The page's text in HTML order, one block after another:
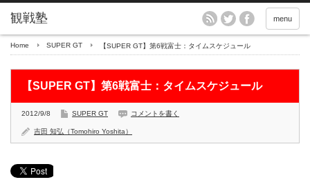
menu
Home SUPER GT 【SUPER GT】第6戦富士：タイムスケジュール
【SUPER GT】第6戦富士：タイムスケジュール
2012/9/8 SUPER GT コメントを書く
吉田 知弘（Tomohiro Yoshita）